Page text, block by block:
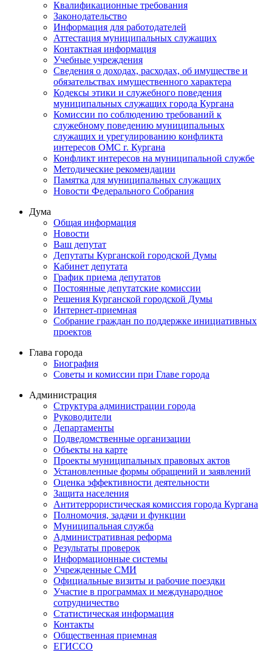
Квалификационные требования
Законодательство
Информация для работодателей
Аттестация муниципальных служащих
Контактная информация
Учебные учреждения
Сведения о доходах, расходах, об имуществе и
обязательствах имущественного характера
Кодексы этики и служебного поведения
муниципальных служащих города Кургана
Комиссии по соблюдению требований к
служебному поведению муниципальных
служащих и урегулированию конфликта
интересов ОМС г. Кургана
Конфликт интересов на муниципальной службе
Методические рекомендации
Памятка для муниципальных служащих
Новости Федерального Cобрания
Дума
Общая информация
Новости
Ваш депутат
Депутаты Курганской городской Думы
Кабинет депутата
График приема депутатов
Постоянные депутатские комиссии
Решения Курганской городской Думы
Интернет-приемная
Собрание граждан по поддержке инициативных
проектов
Глава города
Биография
Советы и комиссии при Главе города
Администрация
Структура администрации города
Руководители
Департаменты
Подведомственные организации
Объекты на карте
Проекты муниципальных правовых актов
Установленные формы обращений и заявлений
Оценка эффективности деятельности
Защита населения
Антитеррористическая комиссия города Кургана
Полномочия, задачи и функции
Муниципальная служба
Административная реформа
Результаты проверок
Информационные системы
Учрежденные СМИ
Официальные визиты и рабочие поездки
Участие в программах и международное
сотрудничество
Статистическая информация
Контакты
Общественная приемная
ЕГИССО